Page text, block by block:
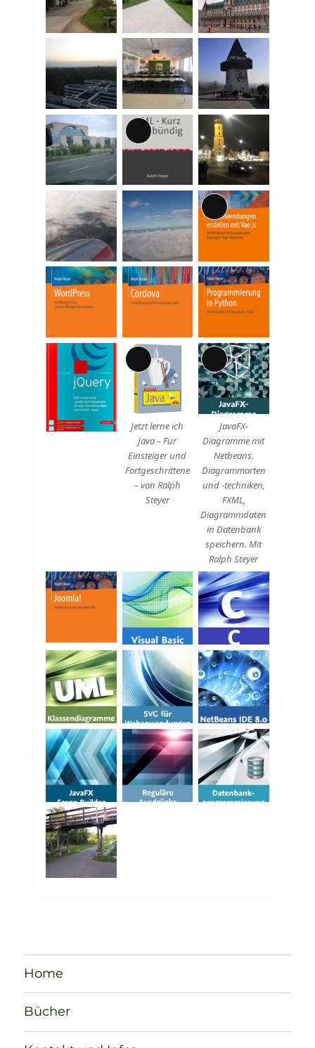
Lange
Beschreibung
Lange
Beschreibung
Lange
Beschreibung
Jetzt lerne ich
Java – Für
Einsteiger und
Fortgeschrittene
– von Ralph
Steyer
Lange
Beschreibung
JavaFX-
Diagramme mit
Netbeans.
Diagrammarten
und -techniken,
FXML,
Diagrammdaten
in Datenbank
speichern. Mit
Ralph Steyer
Home
Bücher